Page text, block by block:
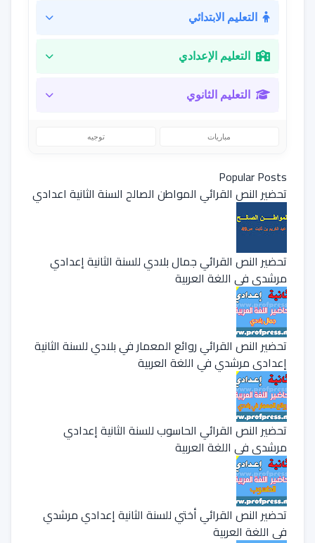
التعليم الابتدائي
التعليم الإعدادي
التعليم الثانوي
مباريات توجيه
Popular Posts
تحضير النص القرائي المواطن الصالح السنة الثانية اعدادي
تحضير النص القرائي جمال بلادي للسنة الثانية إعدادي
مرشدي في اللغة العربية
تحضير النص القرائي روائع المعمار في بلادي للسنة الثانية
إعدادي مرشدي في اللغة العربية
تحضير النص القرائي الحاسوب للسنة الثانية إعدادي
مرشدي في اللغة العربية
تحضير النص القرائي أختي للسنة الثانية إعدادي مرشدي
في اللغة العربية